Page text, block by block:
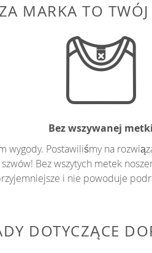
MARKA TO
Bez wszywanej metki
wygody. Postawiliśmy na
Bez wszytych metek
i nie powoduje
DOTYCZĄCE